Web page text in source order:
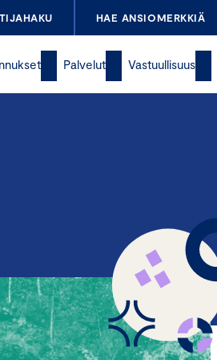
HAE ANSIOMERKKIÄ
Palvelut Vastuullisuus